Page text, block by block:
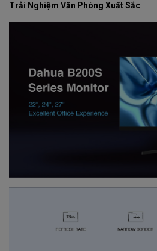
Trải Nghiệm Văn Phòng Xuất Sắc